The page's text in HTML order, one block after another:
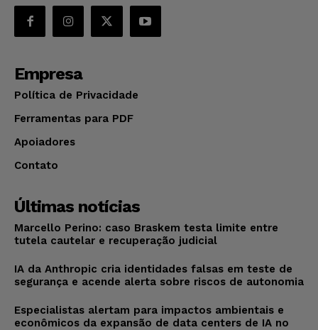
Empresa
Política de Privacidade
Ferramentas para PDF
Apoiadores
Contato
Últimas notícias
Marcello Perino: caso Braskem testa limite entre
tutela cautelar e recuperação judicial
IA da Anthropic cria identidades falsas em teste de
segurança e acende alerta sobre riscos de autonomia
Especialistas alertam para impactos ambientais e
econômicos da expansão de data centers de IA no